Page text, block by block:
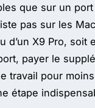
que sur un
pas sur les
d’un X9 Pro,
payer le
travail pour
étape